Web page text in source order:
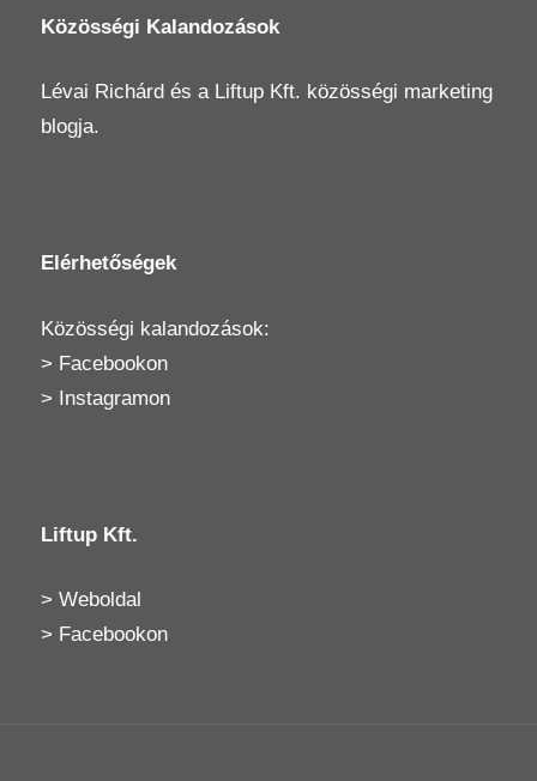
Közösségi Kalandozások
Lévai Richárd és a Liftup Kft. közösségi marketing
blogja.
Elérhetőségek
Közösségi kalandozások:
> Facebookon
> Instagramon
Liftup Kft.
> Weboldal
> Facebookon